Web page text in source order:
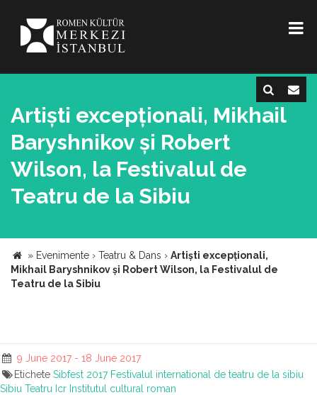
Artiști excepționali, Mikhail
Baryshnikov și Robert
Wilson, la Festivalul de
Teatru de la Sibiu
» Evenimente › Teatru & Dans › Artiști excepționali,
Mikhail Baryshnikov și Robert Wilson, la Festivalul de
Teatru de la Sibiu
9 June 2017 - 18 June 2017
Etichete Sibfest 2017 Festivalul international de teatru de la sibiu
Sibiu Teatru Icr Institutul cultural roman